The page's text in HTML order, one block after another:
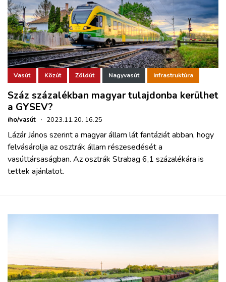
Vasút Közút Zöldút Nagyvasút Infrastruktúra
Száz százalékban magyar tulajdonba kerülhet
a GYSEV?
iho/vasút · 2023.11.20. 16:25
Lázár János szerint a magyar állam lát fantáziát abban, hogy
felvásárolja az osztrák állam részesedését a
vasúttársaságban. Az osztrák Strabag 6,1 százalékára is
tettek ajánlatot.